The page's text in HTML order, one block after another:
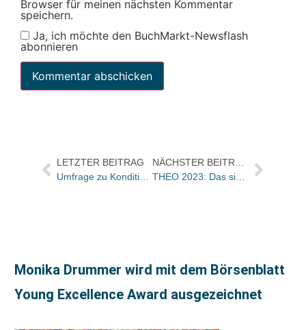
Browser für meinen nächsten Kommentar
speichern.
Ja, ich möchte den BuchMarkt-Newsflash
abonnieren
LETZTER BEITRAG
Umfrage zu Konditionen auf dem Buchmarkt: Wachsendes Bewusstsein für die rechtlichen Rahmenbedingungen
Monika Drummer wird mit dem Börsenblatt
Young Excellence Award ausgezeichnet